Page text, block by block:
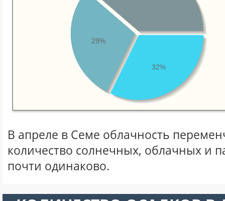
32%
29%
В апреле в Семе облачность
количество солнечных, облачных и
почти одинаково.